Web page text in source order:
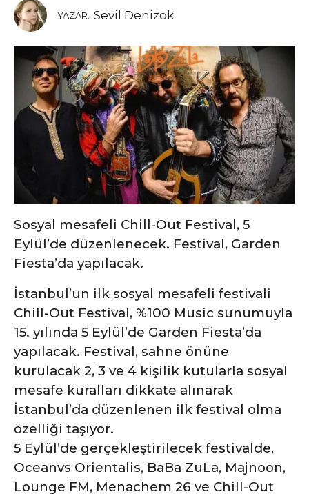
6
y
e
YAZAR: Sevil Denizok
Sosyal mesafeli Chill-Out Festival, 5
Eylül’de düzenlenecek. Festival, Garden
Fiesta’da yapılacak.
İstanbul’un ilk sosyal mesafeli festivali
Chill-Out Festival, %100 Music sunumuyla
15. yılında 5 Eylül’de Garden Fiesta’da
yapılacak. Festival, sahne önüne
kurulacak 2, 3 ve 4 kişilik kutularla sosyal
mesafe kuralları dikkate alınarak
İstanbul’da düzenlenen ilk festival olma
özelliği taşıyor.
5 Eylül’de gerçekleştirilecek festivalde,
Oceanvs Orientalis, BaBa ZuLa, Majnoon,
Lounge FM, Menachem 26 ve Chill-Out